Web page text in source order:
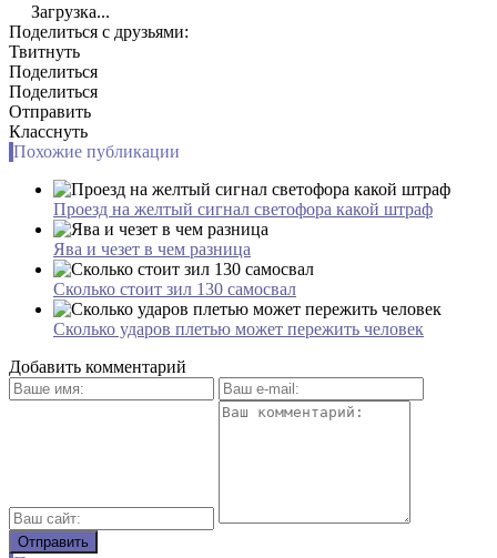
Загрузка...
Поделиться с друзьями:
Твитнуть
Поделиться
Поделиться
Отправить
Класснуть
Похожие публикации
Проезд на желтый сигнал светофора какой штраф
Ява и чезет в чем разница
Сколько стоит зил 130 самосвал
Сколько ударов плетью может пережить человек
Добавить комментарий